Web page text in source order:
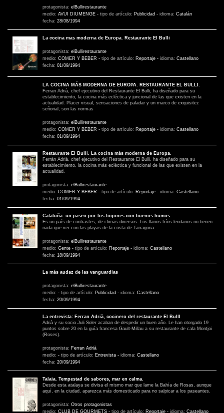
protagonista: elBullirestaurante
medio: AVUI DIUMENGE - tipo de artículo: Publicidad - idioma: Catalán
fecha: 28/08/1994
La cocina mas moderna de Europa. Restaurante El Bulli
protagonista: elBullirestaurante
medio: COMER Y BEBER - tipo de artículo: Reportaje - idioma: Castellano
fecha: 01/09/1994
LA COCINA MÁS MODERNA DE EUROPA. RESTAURANTE EL BULLI.
Ferran Adrià, chef ejecutivo del Restaurante El Bulli, ha diseñado para su
establecimiento, la cocina más ecléctica y juncional de las que existen en la
actualidad. Placer visual, sensaciones de paladar y un marco de exquisitez
señorial, son las normas
protagonista: elBullirestaurante
medio: COMER Y BEBER - tipo de artículo: Reportaje - idioma: Castellano
fecha: 01/09/1994
Restaurante El Bulli. La cocina más moderna de Europa.
Ferrán Adriá, chef ejecutivo del Restaurante El Bulli, ha diseñado para su
establecimiento, la cocina más ecléctica y funcional de las que existen en la
actualidad.
protagonista: elBullirestaurante
medio: COMER Y BEBER - tipo de artículo: Reportaje - idioma: Castellano
fecha: 01/09/1994
Cataluña: un paseo por los fogones con buenos humos.
Es un país de contrastes, de climas diversos. Los llanos fríos leridanos no tienen
nada que ver con las playas de la costa de Tarragona.
protagonista: elBullirestaurante
medio: Gente - tipo de artículo: Reportaje - idioma: Castellano
fecha: 18/09/1994
La más audaz de las vanguardias
protagonista: elBullirestaurante
medio: - tipo de artículo: Publicidad - idioma: Castellano
fecha: 20/09/1994
La entrevista: Ferran Adrià, cocinero del restaurante El BullI
Adrià y su socio Juli Soler acaban de despedir un buen año. Le han otorgado 19
puntos sobre 20 en la guía francesa Gault-Millau a su restaurante de cala Montjoi
(Roses).
protagonista: Ferran Adrià
medio: - tipo de artículo: Entrevista - idioma: Castellano
fecha: 20/09/1994
Talaia. Tempestad de sabores, mar en calma.
Desde esta atalaya se divisa el mismo mar que lame la Bahía de Rosas, aunque
aquí, en la ciudad, aparezca más domesticado para no salpicar a los paseantes.
protagonista: Otros protagonistas
medio: CLUB DE GOURMETS - tipo de artículo: Reportaje - idioma: Castellano